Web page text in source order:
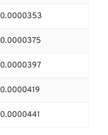
0.0000353
0.0000375
0.0000397
0.0000419
0.0000441